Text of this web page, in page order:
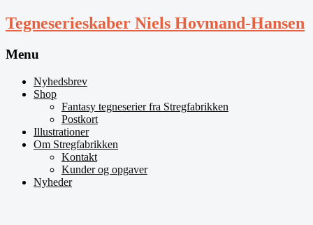
Tegneserieskaber Niels Hovmand-Hansen
Menu
Nyhedsbrev
Shop
Fantasy tegneserier fra Stregfabrikken
Postkort
Illustrationer
Om Stregfabrikken
Kontakt
Kunder og opgaver
Nyheder